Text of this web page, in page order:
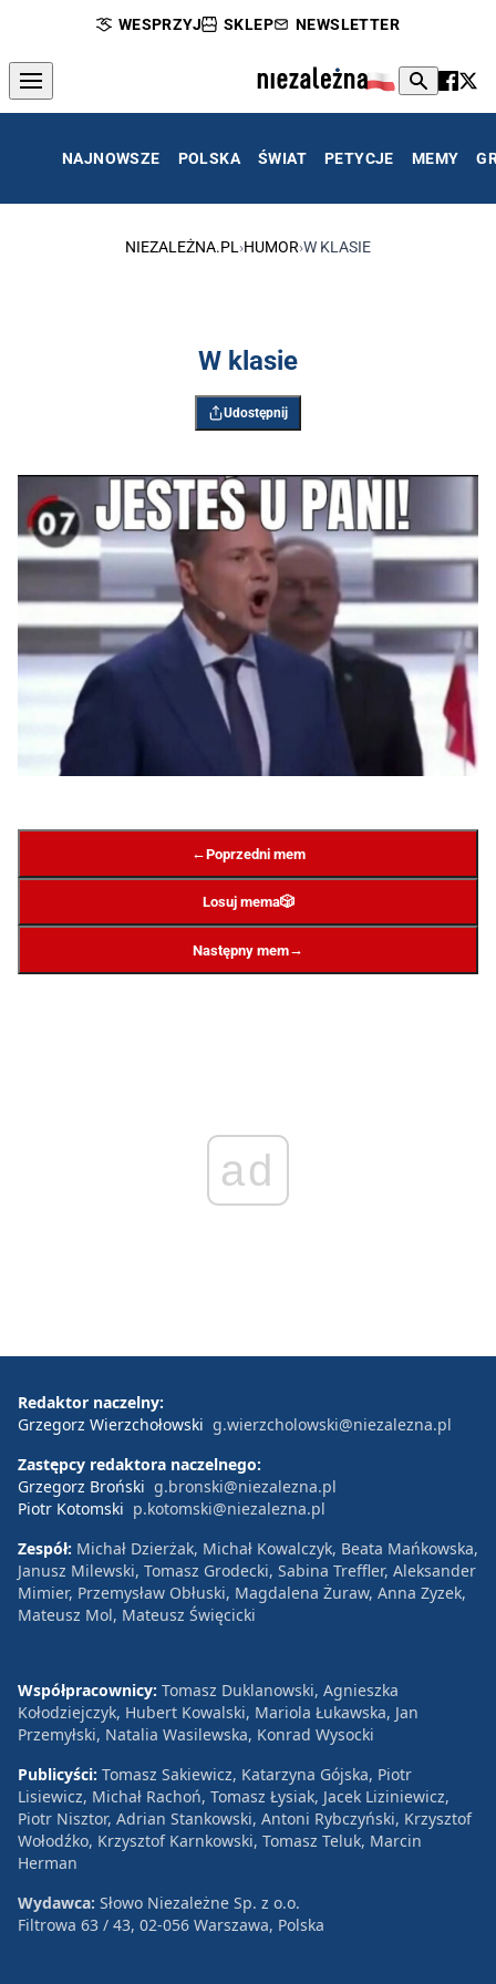
WESPRZYJ SKLEP NEWSLETTER
NAJNOWSZE POLSKA ŚWIAT PETYCJE MEMY
NIEZALEŻNA.PL ›HUMOR›W KLASIE
W klasie
Udostępnij
←Poprzedni mem
Losuj mema🎲
Następny mem→
ad
Redaktor naczelny:
Grzegorz Wierzchołowski g.wierzcholowski@niezalezna.pl
Zastępcy redaktora naczelnego:
Grzegorz Broński g.bronski@niezalezna.pl
Piotr Kotomski p.kotomski@niezalezna.pl
Zespół: Michał Dzierżak, Michał Kowalczyk, Beata Mańkowska,
Janusz Milewski, Tomasz Grodecki, Sabina Treffler, Aleksander
Mimier, Przemysław Obłuski, Magdalena Żuraw, Anna Zyzek,
Mateusz Mol, Mateusz Święcicki
Współpracownicy: Tomasz Duklanowski, Agnieszka
Kołodziejczyk, Hubert Kowalski, Mariola Łukawska, Jan
Przemyłski, Natalia Wasilewska, Konrad Wysocki
Publicyści: Tomasz Sakiewicz, Katarzyna Gójska, Piotr
Lisiewicz, Michał Rachoń, Tomasz Łysiak, Jacek Liziniewicz,
Piotr Nisztor, Adrian Stankowski, Antoni Rybczyński, Krzysztof
Wołodźko, Krzysztof Karnkowski, Tomasz Teluk, Marcin
Herman
Wydawca: Słowo Niezależne Sp. z o.o.
Filtrowa 63 / 43, 02-056 Warszawa, Polska